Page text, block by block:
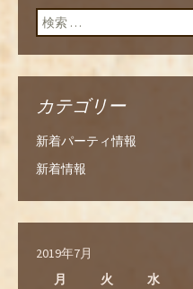
検索:
カテゴリー
新着パーティ情報
新着情報
2019年7月
月
火 水